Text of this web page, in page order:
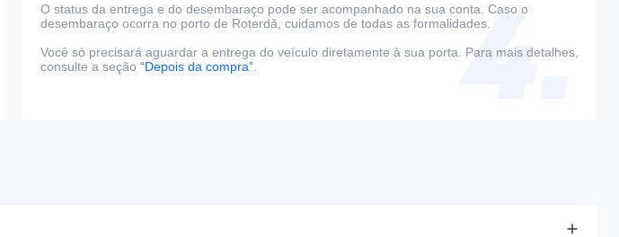
O status da entrega e do desembaraço pode ser acompanhado na sua conta. Caso o
desembaraço ocorra no porto de Roterdã, cuidamos de todas as formalidades.
Você só precisará aguardar a entrega do veículo diretamente à sua porta. Para mais detalhes,
consulte a seção “Depois da compra”